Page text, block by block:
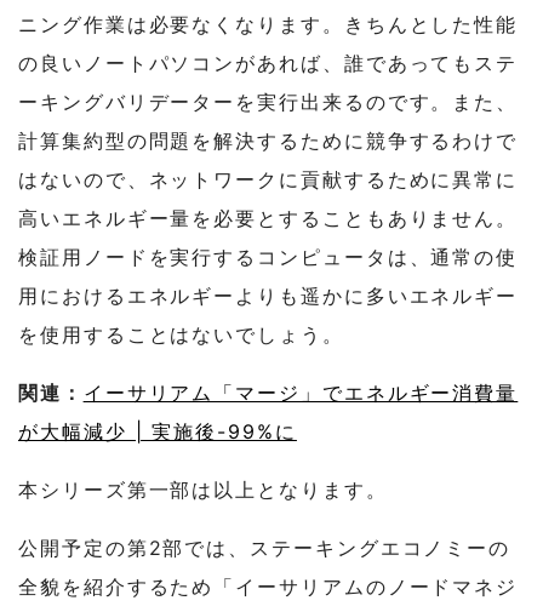
ニング作業は必要なくなります。きちんとした性能
の良いノートパソコンがあれば、誰であってもステ
ーキングバリデーターを実行出来るのです。また、
計算集約型の問題を解決するために競争するわけで
はないので、ネットワークに貢献するために異常に
高いエネルギー量を必要とすることもありません。
検証用ノードを実行するコンピュータは、通常の使
用におけるエネルギーよりも遥かに多いエネルギー
を使用することはないでしょう。
関連： イーサリアム「マージ」でエネルギー消費量
が大幅減少 | 実施後-99%に
本シリーズ第一部は以上となります。
公開予定の第2部では、ステーキングエコノミーの
全貌を紹介するため「イーサリアムのノードマネジ